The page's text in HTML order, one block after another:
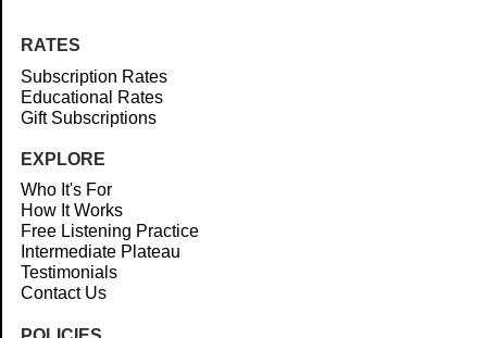
RATES
Subscription Rates
Educational Rates
Gift Subscriptions
EXPLORE
Who It's For
How It Works
Free Listening Practice
Intermediate Plateau
Testimonials
Contact Us